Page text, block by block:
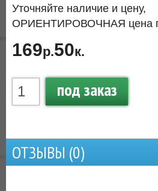
Уточняйте наличие и цену,
ОРИЕНТИРОВОЧНАЯ цена
169р.50к.
под заказ
ОТЗЫВЫ (0)